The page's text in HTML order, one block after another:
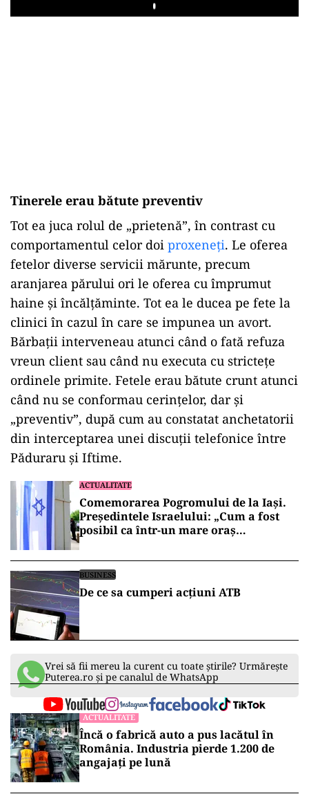
Play
Tinerele erau bătute preventiv
Tot ea juca rolul de „prietenă”, în contrast cu
comportamentul celor doi proxeneți. Le oferea
fetelor diverse servicii mărunte, precum
aranjarea părului ori le oferea cu împrumut
haine și încălțăminte. Tot ea le ducea pe fete la
clinici în cazul în care se impunea un avort.
Bărbații interveneau atunci când o fată refuza
vreun client sau când nu executa cu strictețe
ordinele primite. Fetele erau bătute crunt atunci
când nu se conformau cerințelor, dar și
„preventiv”, după cum au constatat anchetatorii
din interceptarea unei discuții telefonice între
Păduraru și Iftime.
ACTUALITATE
Comemorarea Pogromului de la Iași.
Președintele Israelului: „Cum a fost
posibil ca într-un mare oraș
Dumnezeu din om?”
BUSINESS
De ce sa cumperi acțiuni ATB
Vrei să fii mereu la curent cu toate știrile? Urmărește
Puterea.ro și pe canalul de WhatsApp
ACTUALITATE
Încă o fabrică auto a pus lacătul în
România. Industria pierde 1.200 de
angajați pe lună